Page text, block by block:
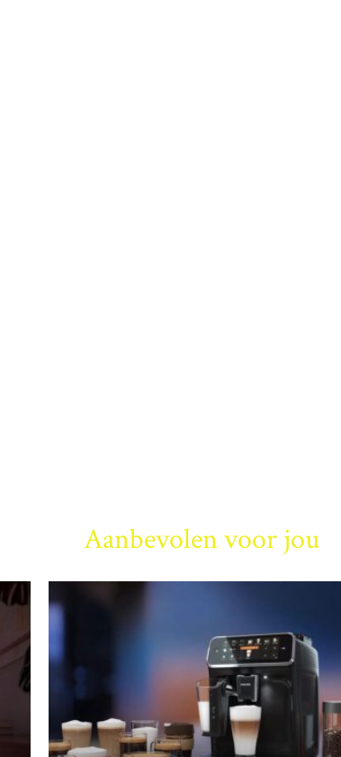
Aanbevolen voor jou